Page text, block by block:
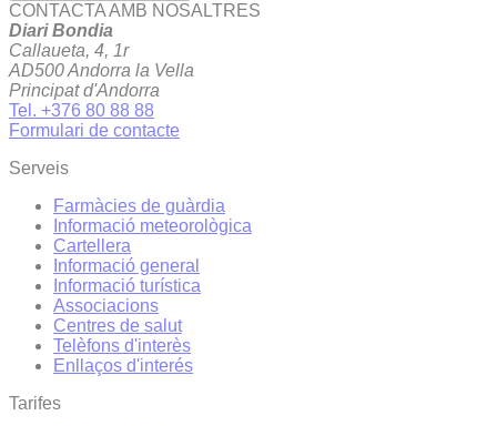
CONTACTA AMB NOSALTRES
Diari Bondia
Callaueta, 4, 1r
AD500 Andorra la Vella
Principat d'Andorra
Tel. +376 80 88 88
Formulari de contacte
Serveis
Farmàcies de guàrdia
Informació meteorològica
Cartellera
Informació general
Informació turística
Associacions
Centres de salut
Telèfons d'interès
Enllaços d'interés
Tarifes